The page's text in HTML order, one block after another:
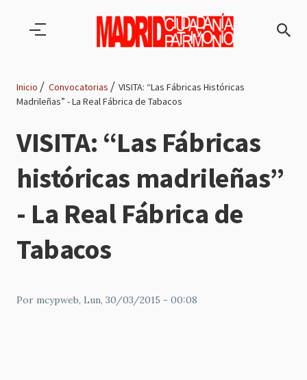
de
navegación
Inicio Convocatorias
VISITA: “Las Fábricas Históricas
Madrileñas” - La Real Fábrica de Tabacos
VISITA: “Las Fábricas
históricas madrileñas”
- La Real Fábrica de
Tabacos
Por mcypweb, Lun, 30/03/2015 - 00:08